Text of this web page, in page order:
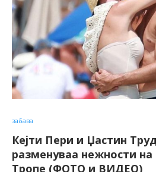
забава
Кејти Пери и Џастин
разменуваа нежности
Тропе (ФОТО и ВИДЕО)